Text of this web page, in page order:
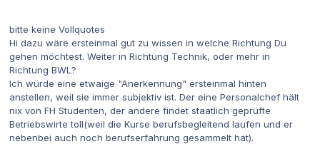
bitte keine Vollquotes
Hi dazu wäre ersteinmal gut zu wissen in welche Richtung Du
gehen möchtest. Weiter in Richtung Technik, oder mehr in
Richtung BWL?
Ich würde eine etwaige "Anerkennung" ersteinmal hinten
anstellen, weil sie immer subjektiv ist. Der eine Personalchef hält
nix von FH Studenten, der andere findet staatlich geprüfte
Betriebswirte toll(weil die Kurse berufsbegleitend laufen und er
nebenbei auch noch berufserfahrung gesammelt hat).